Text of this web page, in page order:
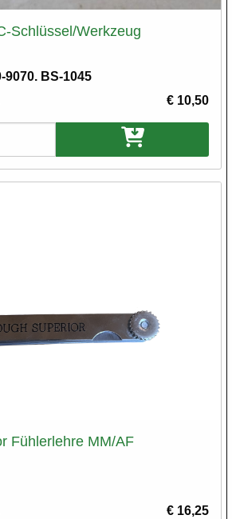
Schlüssel/Werkzeug
9070. BS-1045
€ 10,50
Fühlerlehre MM/AF
€ 16,25